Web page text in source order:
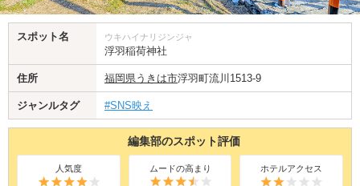
スポット名 ウキハイナリジンジャ
浮羽稲荷神社
住所 福岡県うきは市浮羽町流川1513-9
ジャンルタグ #SNS映え
編集部のスポット評価
人気度 ムードの高まり ホテルアクセス